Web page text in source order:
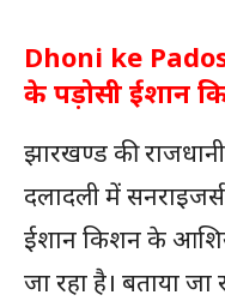
Dhoni ke
के पड़ोसी ईशान
झारखण्ड की
दलादली में
ईशान किशन के
जा रहा है। बताया